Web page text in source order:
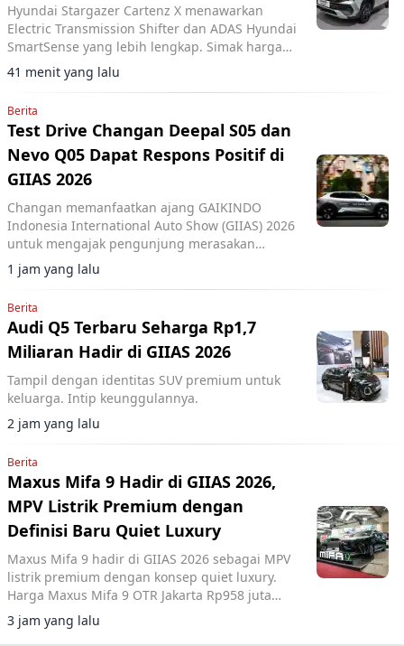
Hyundai Stargazer Cartenz X menawarkan
Electric Transmission Shifter dan ADAS Hyundai
SmartSense yang lebih lengkap. Simak harga
Hyundai Stargazer Cartenz X terbaru mulai
Rp350 juta di artikel ini.
41 menit yang lalu
Berita
Test Drive Changan Deepal S05 dan
Nevo Q05 Dapat Respons Positif di
GIIAS 2026
Changan memanfaatkan ajang GAIKINDO
Indonesia International Auto Show (GIIAS) 2026
untuk mengajak pengunjung merasakan
langsung performa dua model terbarunya,
Changan Deepal S05 dan Changan Nevo Q05.
1 jam yang lalu
Berita
Audi Q5 Terbaru Seharga Rp1,7
Miliaran Hadir di GIIAS 2026
Tampil dengan identitas SUV premium untuk
keluarga. Intip keunggulannya.
2 jam yang lalu
Berita
Maxus Mifa 9 Hadir di GIIAS 2026,
MPV Listrik Premium dengan
Definisi Baru Quiet Luxury
Maxus Mifa 9 hadir di GIIAS 2026 sebagai MPV
listrik premium dengan konsep quiet luxury.
Harga Maxus Mifa 9 OTR Jakarta Rp958 juta
dilengkapi baterai 90 kWh dan fitur kabin
mewah.
3 jam yang lalu